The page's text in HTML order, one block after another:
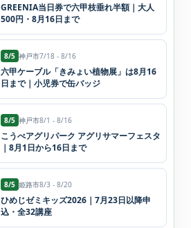
GREENIA当日券で六甲枝垂れ半額｜大人
500円・8月16日まで
8/5 神戸市7/18 - 8/16
六甲ケーブル「きみょい植物展」は8月16
日まで｜小児券で缶バッジ
8/5 神戸市8/1 - 8/16
こうべアグリパーク アグリサマーフェスタ
｜8月1日から16日まで
8/5 姫路市8/3 - 8/20
ひめじゼミキッズ2026｜7月23日以降申
込・全32講座